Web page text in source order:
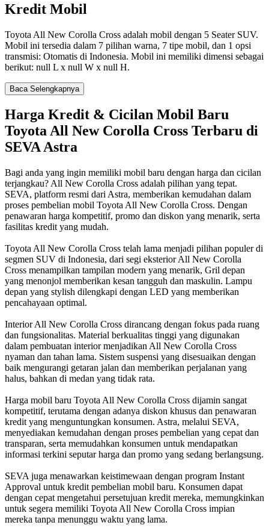
Kredit Mobil
Toyota All New Corolla Cross adalah mobil dengan 5 Seater SUV.
Mobil ini tersedia dalam 7 pilihan warna, 7 tipe mobil, dan 1 opsi
transmisi: Otomatis di Indonesia. Mobil ini memiliki dimensi sebagai
berikut: null L x null W x null H.
Baca Selengkapnya
Harga Kredit & Cicilan Mobil Baru
Toyota All New Corolla Cross Terbaru di
SEVA Astra
Bagi anda yang ingin memiliki mobil baru dengan harga dan cicilan
terjangkau? All New Corolla Cross adalah pilihan yang tepat.
SEVA, platform resmi dari Astra, memberikan kemudahan dalam
proses pembelian mobil Toyota All New Corolla Cross. Dengan
penawaran harga kompetitif, promo dan diskon yang menarik, serta
fasilitas kredit yang mudah.
Toyota All New Corolla Cross telah lama menjadi pilihan populer di
segmen SUV di Indonesia, dari segi eksterior All New Corolla
Cross menampilkan tampilan modern yang menarik, Gril depan
yang menonjol memberikan kesan tangguh dan maskulin. Lampu
depan yang stylish dilengkapi dengan LED yang memberikan
pencahayaan optimal.
Interior All New Corolla Cross dirancang dengan fokus pada ruang
dan fungsionalitas. Material berkualitas tinggi yang digunakan
dalam pembuatan interior menjadikan All New Corolla Cross
nyaman dan tahan lama. Sistem suspensi yang disesuaikan dengan
baik mengurangi getaran jalan dan memberikan perjalanan yang
halus, bahkan di medan yang tidak rata.
Harga mobil baru Toyota All New Corolla Cross dijamin sangat
kompetitif, terutama dengan adanya diskon khusus dan penawaran
kredit yang menguntungkan konsumen. Astra, melalui SEVA,
menyediakan kemudahan dengan proses pembelian yang cepat dan
transparan, serta memudahkan konsumen untuk mendapatkan
informasi terkini seputar harga dan promo yang sedang berlangsung.
SEVA juga menawarkan keistimewaan dengan program Instant
Approval untuk kredit pembelian mobil baru. Konsumen dapat
dengan cepat mengetahui persetujuan kredit mereka, memungkinkan
untuk segera memiliki Toyota All New Corolla Cross impian
mereka tanpa menunggu waktu yang lama.